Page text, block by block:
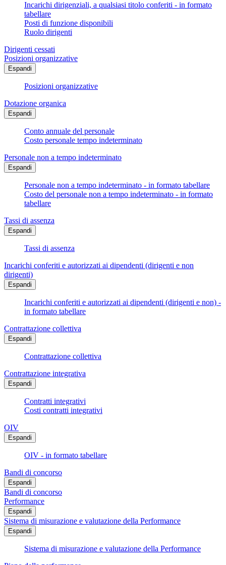
Incarichi dirigenziali, a qualsiasi titolo conferiti - in formato
tabellare
Posti di funzione disponibili
Ruolo dirigenti
Dirigenti cessati
Posizioni organizzative
Espandi
Posizioni organizzative
Dotazione organica
Espandi
Conto annuale del personale
Costo personale tempo indeterminato
Personale non a tempo indeterminato
Espandi
Personale non a tempo indeterminato - in formato tabellare
Costo del personale non a tempo indeterminato - in formato
tabellare
Tassi di assenza
Espandi
Tassi di assenza
Incarichi conferiti e autorizzati ai dipendenti (dirigenti e non
dirigenti)
Espandi
Incarichi conferiti e autorizzati ai dipendenti (dirigenti e non) -
in formato tabellare
Contrattazione collettiva
Espandi
Contrattazione collettiva
Contrattazione integrativa
Espandi
Contratti integrativi
Costi contratti integrativi
OIV
Espandi
OIV - in formato tabellare
Bandi di concorso
Espandi
Bandi di concorso
Performance
Espandi
Sistema di misurazione e valutazione della Performance
Espandi
Sistema di misurazione e valutazione della Performance